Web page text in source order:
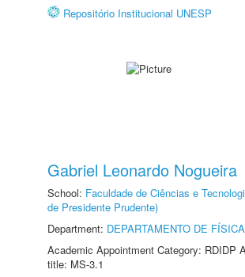
Repositório Institucional UNESP
Gabriel Leonardo Nogueira
School: Faculdade de Ciências e
de Presidente Prudente)
Department: DEPARTAMENTO DE FÍSICA
Academic Appointment Category: RDIDP
title: MS-3.1